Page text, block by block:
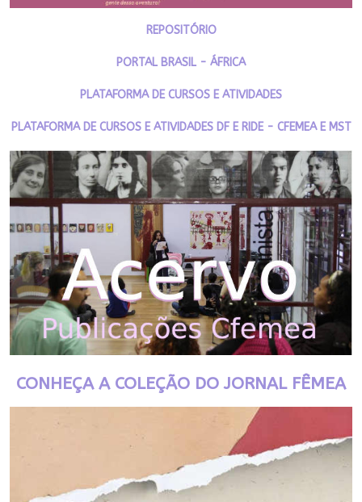
REPOSITÓRIO
PORTAL BRASIL - ÁFRICA
PLATAFORMA DE CURSOS E ATIVIDADES
PLATAFORMA DE CURSOS E ATIVIDADES DF E RIDE - CFEMEA E MST
CONHEÇA A COLEÇÃO DO JORNAL FÊMEA